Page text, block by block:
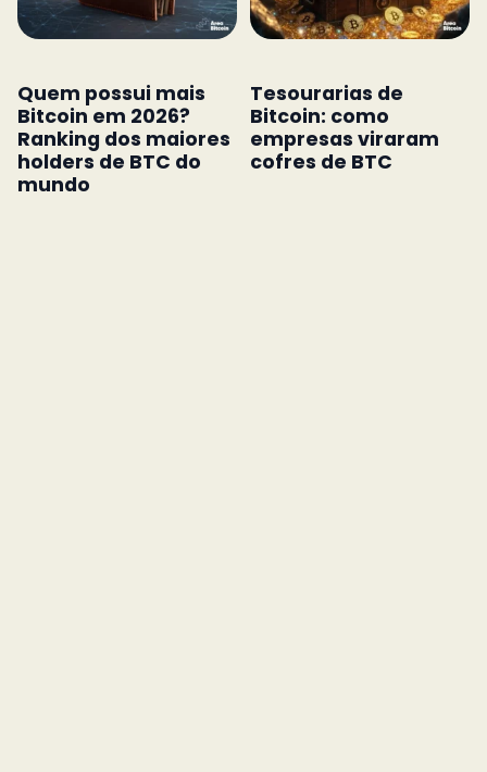
Quem possui mais
Bitcoin em 2026?
Ranking dos maiores
holders de BTC do
mundo
Tesourarias de
Bitcoin: como
empresas viraram
cofres de BTC